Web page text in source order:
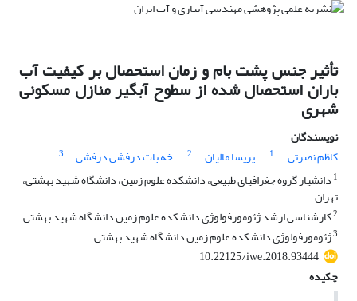
تأثیر جنس پشت بام و زمان استحصال بر کیفیت آب
باران استحصال شده از سطوح آبگیر منازل مسکونی
شهری
نویسندگان
کاظم نصرتی
1 پریسا مالیان 2 خه بات درفشی درفشی
3
1 دانشیار گروه جغرافیای طبیعی، دانشکده علوم زمین، دانشگاه شهید بهشتی،
تهران.
2کارشناسی ارشد ژئومورفولوژی دانشکده علوم زمین دانشگاه شهید بهشتی
3ژئومورفولوژی دانشکده علوم زمین دانشگاه شهید بهشتی
10.22125/iwe.2018.93444
چکیده